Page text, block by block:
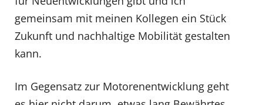
gemeinsam mit meinen Kollegen ein Stück
Zukunft und nachhaltige Mobilität gestalten
kann.
Im Gegensatz zur Motorenentwicklung geht